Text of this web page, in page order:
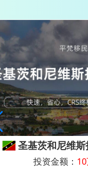
圣基茨和尼维斯
投资金额：